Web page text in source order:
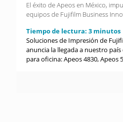
El éxito de Apeos en México,
equipos de Fujifilm Business
Tiempo de lectura: 3 minutos
Soluciones de Impresión de
anuncia la llegada a nuestro
para oficina: Apeos 4830, Apeos